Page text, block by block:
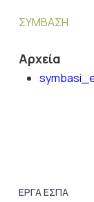
ΣΥΜΒΑΣΗ
Αρχεία
ΕΡΓΑ ΕΣΠΑ